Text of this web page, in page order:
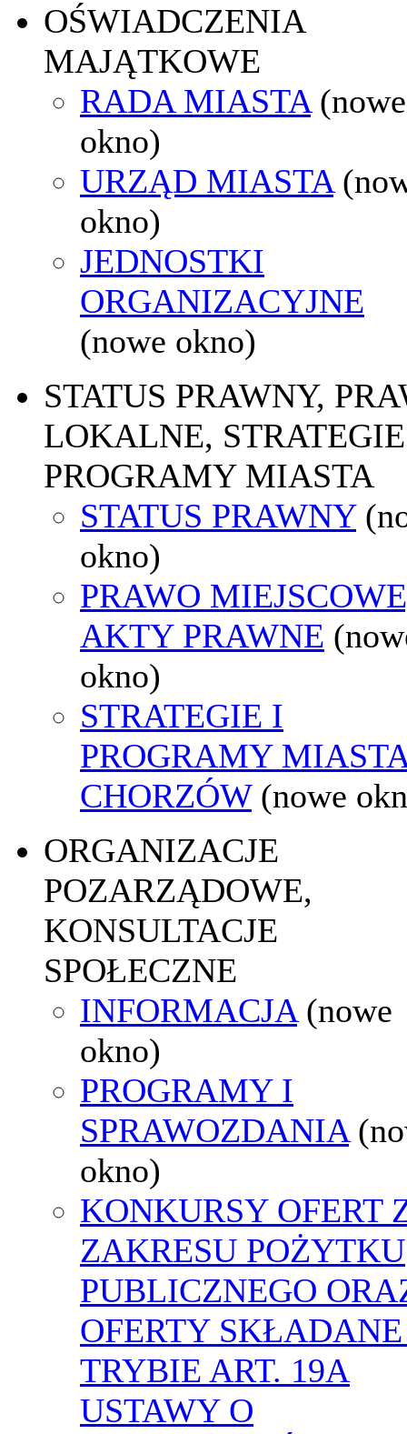
OŚWIADCZENIA
MAJĄTKOWE
RADA MIASTA (nowe
okno)
URZĄD MIASTA
okno)
JEDNOSTKI
ORGANIZACYJNE
(nowe okno)
STATUS PRAWNY,
LOKALNE,
PROGRAMY MIASTA
STATUS PRAWNY
okno)
PRAWO
AKTY PRAWNE
okno)
STRATEGIE I
PROGRAMY
CHORZÓW (nowe
ORGANIZACJE
POZARZĄDOWE,
KONSULTACJE
SPOŁECZNE
INFORMACJA (nowe
okno)
PROGRAMY I
SPRAWOZDANIA
okno)
KONKURSY OFERT
ZAKRESU POŻYTKU
PUBLICZNEGO
OFERTY
TRYBIE ART. 19A
USTAWY O